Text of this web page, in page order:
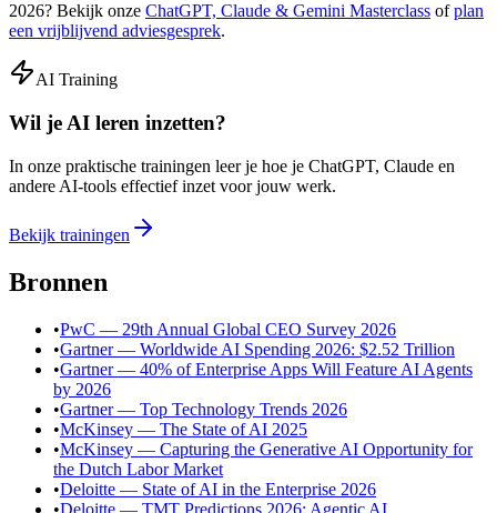
2026? Bekijk onze ChatGPT, Claude & Gemini Masterclass ofplan
een vrijblijvend adviesgesprek.
AI Training
Wil je AI leren inzetten?
In onze praktische trainingen leer je hoe je ChatGPT, Claude en
andere AI-tools effectief inzet voor jouw werk.
Bekijk trainingen
Bronnen
•PwC — 29th Annual Global CEO Survey 2026
•Gartner — Worldwide AI Spending 2026: $2.52 Trillion
•Gartner — 40% of Enterprise Apps Will Feature AI Agents
by 2026
•Gartner — Top Technology Trends 2026
•McKinsey — The State of AI 2025
•McKinsey — Capturing the Generative AI Opportunity for
the Dutch Labor Market
•Deloitte — State of AI in the Enterprise 2026
•Deloitte — TMT Predictions 2026: Agentic AI